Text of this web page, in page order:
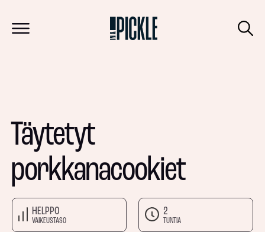
Täytetyt
porkkanacookiet
HELPPO
VAIKEUSTASO
2
TUNTIA